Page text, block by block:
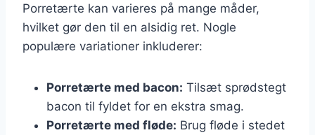
Porretærte kan varieres på mange måder,
hvilket gør den til en alsidig ret. Nogle
populære variationer inkluderer:
Porretærte med bacon: Tilsæt sprødstegt
bacon til fyldet for en ekstra smag.
Porretærte med fløde: Brug fløde i stedet